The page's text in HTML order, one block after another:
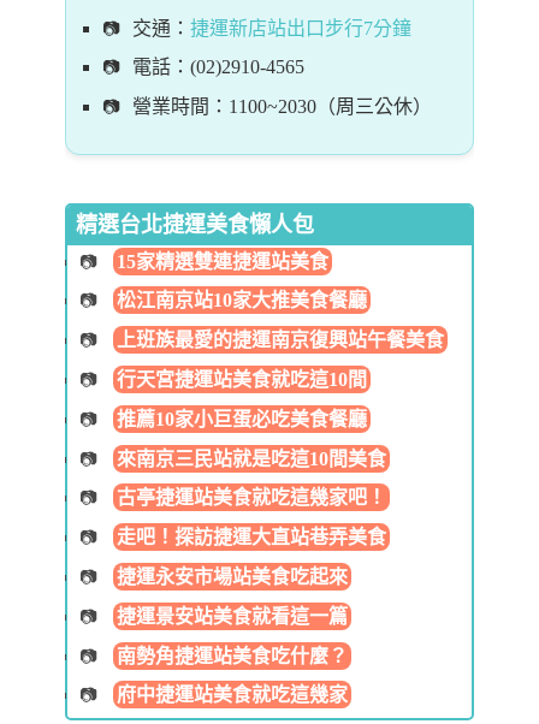
交通： 捷運新店站出口步行7分鐘
電話：(02)2910-4565
營業時間：1100~2030（周三公休）
精選台北捷運美食懶人包
15家精選雙連捷運站美食
松江南京站10家大推美食餐廳
上班族最愛的捷運南京復興站午餐美食
行天宮捷運站美食就吃這10間
推薦10家小巨蛋必吃美食餐廳
來南京三民站就是吃這10間美食
古亭捷運站美食就吃這幾家吧！
走吧！探訪捷運大直站巷弄美食
捷運永安市場站美食吃起來
捷運景安站美食就看這一篇
南勢角捷運站美食吃什麼？
府中捷運站美食就吃這幾家